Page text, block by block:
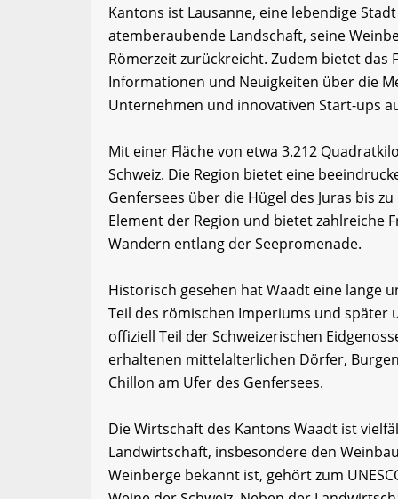
Kantons ist Lausanne, eine lebendige
atemberaubende Landschaft, seine
Römerzeit zurückreicht. Zudem bietet das
Informationen und Neuigkeiten über die
Unternehmen und innovativen Start-ups
Mit einer Fläche von etwa 3.212
Schweiz. Die Region bietet eine
Genfersees über die Hügel des Juras bis
Element der Region und bietet zahlreiche
Wandern entlang der Seepromenade.
Historisch gesehen hat Waadt eine lange
Teil des römischen Imperiums und später
offiziell Teil der Schweizerischen
erhaltenen mittelalterlichen Dörfer,
Chillon am Ufer des Genfersees.
Die Wirtschaft des Kantons Waadt ist
Landwirtschaft, insbesondere den
Weinberge bekannt ist, gehört zum